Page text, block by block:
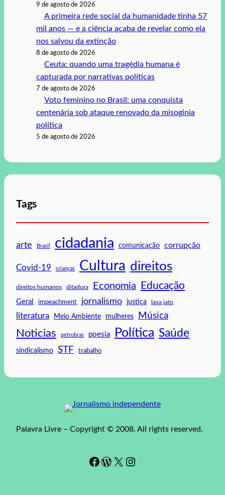
9 de agosto de 2026
A primeira rede social da humanidade tinha 57
mil anos — e a ciência acaba de revelar como ela
nos salvou da extinção
8 de agosto de 2026
Ceuta: quando uma tragédia humana é
capturada por narrativas políticas
7 de agosto de 2026
Voto feminino no Brasil: uma conquista
centenária sob ataque renovado da misoginia
política
5 de agosto de 2026
Tags
arte Brasil cidadania comunicação corrupção
Covid-19 crianças Cultura direitos
direitos humanos ditadura Economia Educação
Geral impeachment jornalismo justiça lava jato
literatura Meio Ambiente mulheres Música
Noticias petrobras poesia Política Saúde
sindicalismo STF trabalho
Palavra Livre – Copyright © 2008. All rights reserved.
Facebook WordPress # Instagram